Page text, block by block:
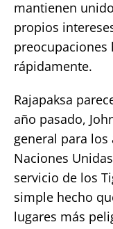
mantienen
propios
preocupaciones
rápidamente.
Rajapaksa
año pasado,
general para
Naciones
servicio de los
simple hecho
lugares más